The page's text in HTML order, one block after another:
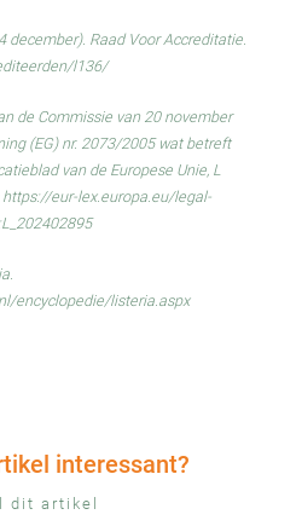
december). Raad Voor Accreditatie.
l136/
de Commissie van 20 november
(EG) nr. 2073/2005 wat betreft
van de Europese Unie, L
eur-lex.europa.eu/legal-
encyclopedie/listeria.aspx
interessant?
dit artikel